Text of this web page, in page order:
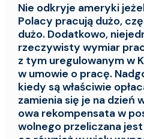
Nie odkryje ameryki
Polacy pracują dużo,
dużo. Dodatkowo,
rzeczywisty wymiar
z tym uregulowanym w
w umowie o pracę.
kiedy są właściwie
zamienia się je na dzień
owa rekompensata w
wolnego przeliczana